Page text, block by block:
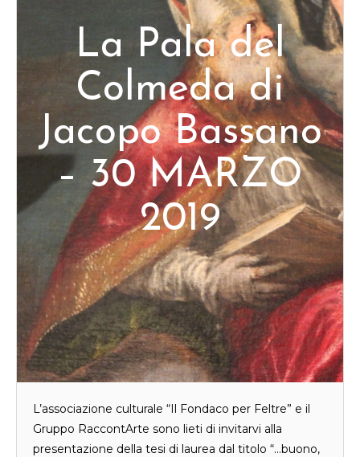
La Pala del
Colmeda di
Jacopo Bassano
– 30 MARZO
2019
L’associazione culturale “Il Fondaco per Feltre” e il
Gruppo RaccontArte sono lieti di invitarvi alla
presentazione della tesi di laurea dal titolo “…buono,